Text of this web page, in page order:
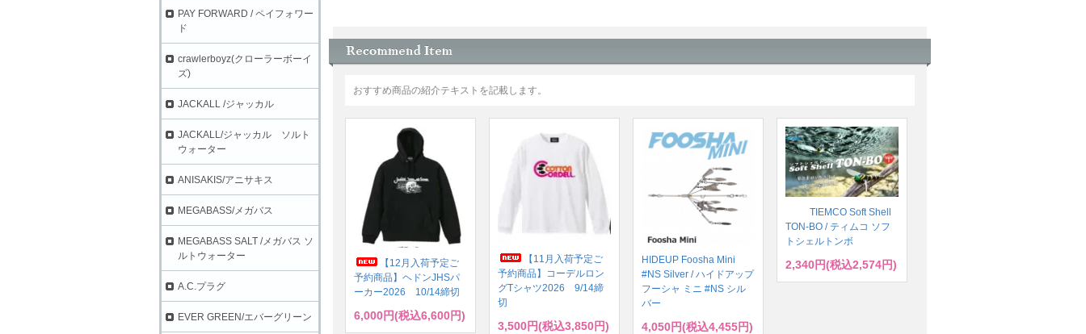
おすすめ商品の紹介テキストを記載します。
【12月入荷予定ご
予約商品】ヘドンJHSパ
ーカー2026 10/14締切
6,000円(税込6,600円)
【11月入荷予定ご
予約商品】コーデルロン
グTシャツ2026 9/14締
切
3,500円(税込3,850円)
HIDEUP Foosha Mini
#NS Silver / ハイドアップ
フーシャ ミニ #NS シル
バー
4,050円(税込4,455円)
TIEMCO Soft Shell
TON-BO / ティムコ ソフ
トシェルトンボ
2,340円(税込2,574円)
PAY FORWARD / ペイフォワー
ド
crawlerboyz(クローラーボーイ
ズ)
JACKALL /ジャッカル
JACKALL/ジャッカル ソルト
ウォーター
ANISAKIS/アニサキス
MEGABASS/メガバス
MEGABASS SALT /メガバス ソ
ルトウォーター
A.C.プラグ
EVER GREEN/エバーグリーン